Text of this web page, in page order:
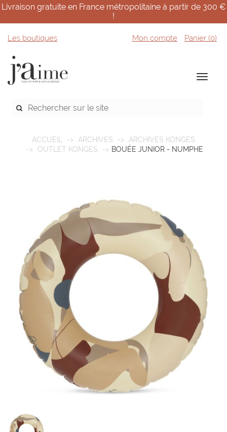
Livraison gratuite en France métropolitaine à partir de 300 €
!
Les boutiques Mon compte Panier (0)
ACCUEIL ARCHIVES
ARCHIVES KONGES
OUTLET KONGES
BOUÉE JUNIOR - NUMPHE